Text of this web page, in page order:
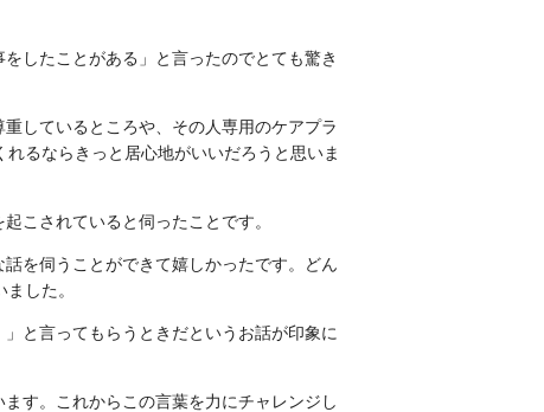
したことがある」と言ったのでとても驚き
しているところや、その人専用のケアプラ
れるならきっと居心地がいいだろうと思いま
こされている と伺ったことです。
を伺うことができて嬉しかったです。どん
した。
と言ってもらうときだというお話が印象に
す。これからこの言葉を力にチャレンジし